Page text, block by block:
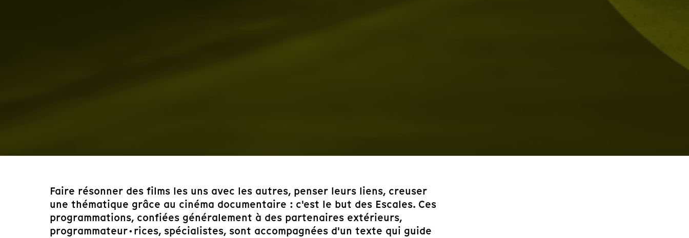
Faire résonner des films les uns avec les autres, penser leurs liens, creuser
une thématique grâce au cinéma documentaire : c'est le but des Escales. Ces
programmations, confiées généralement à des partenaires extérieurs,
programmateur·rices, spécialistes, sont accompagnées d'un texte qui guide